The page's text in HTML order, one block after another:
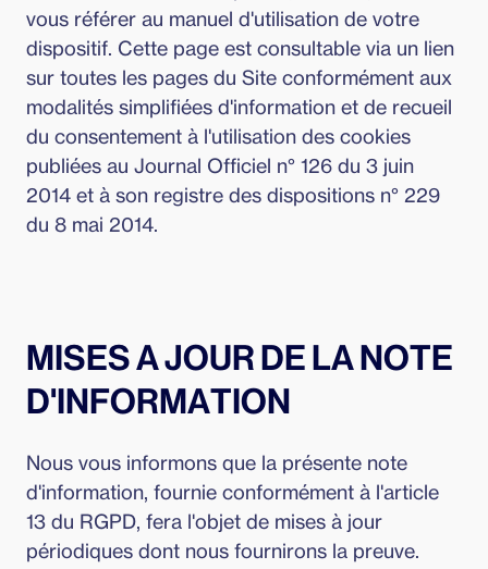
vous référer au manuel d'utilisation de votre
dispositif. Cette page est consultable via un lien
sur toutes les pages du Site conformément aux
modalités simplifiées d'information et de recueil
du consentement à l'utilisation des cookies
publiées au Journal Officiel n° 126 du 3 juin
2014 et à son registre des dispositions n° 229
du 8 mai 2014.
MISES A JOUR DE LA NOTE
D'INFORMATION
Nous vous informons que la présente note
d'information, fournie conformément à l'article
13 du RGPD, fera l'objet de mises à jour
périodiques dont nous fournirons la preuve.